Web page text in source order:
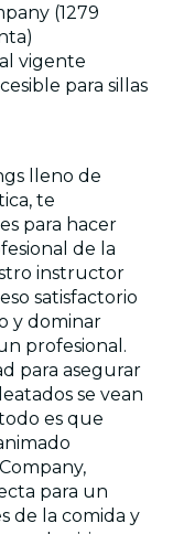
(1279
vigente
para sillas
lleno de
te
para hacer
de la
instructor
satisfactorio
y dominar
profesional.
para asegurar
se vean
es que
para un
de la comida y